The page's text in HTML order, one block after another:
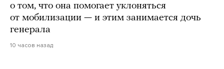
о том, что она помогает уклоняться
от мобилизации — и этим занимается дочь
генерала
10 часов назад